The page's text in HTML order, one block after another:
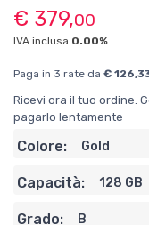
€ 379,00
IVA inclusa 0.00%
Paga in 3 rate da €
Ricevi ora il tuo ordine.
pagarlo lentamente
Colore: Gold
Capacità: 128 GB
Grado: B